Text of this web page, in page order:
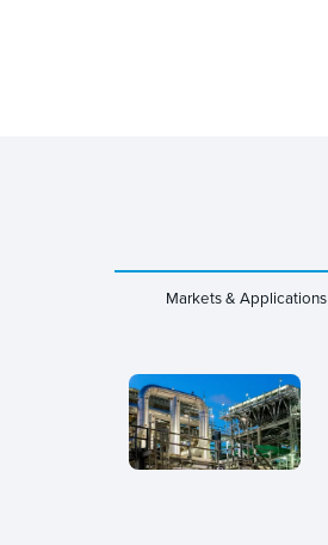
Markets & Applications